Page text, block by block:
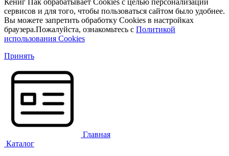
Кениг Пак обрабатывает Cookies с целью персонализации
сервисов и для того, чтобы пользоваться сайтом было удобнее.
Вы можете запретить обработку Cookies в настройках
браузера.Пожалуйста, ознакомьтесь с Политикой
использования Cookies
Принять
Главная
Каталог